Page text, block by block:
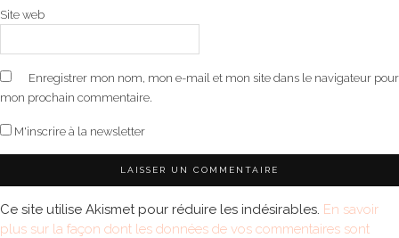
Site web
Enregistrer mon nom, mon e-mail et mon site dans le navigateur pour
mon prochain commentaire.
M'inscrire à la newsletter
Ce site utilise Akismet pour réduire les indésirables. En savoir
plus sur la façon dont les données de vos commentaires sont